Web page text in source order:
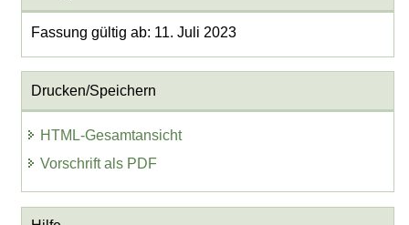
Fassung gültig ab: 11. Juli 2023
Drucken/Speichern
HTML-Gesamtansicht
Vorschrift als PDF